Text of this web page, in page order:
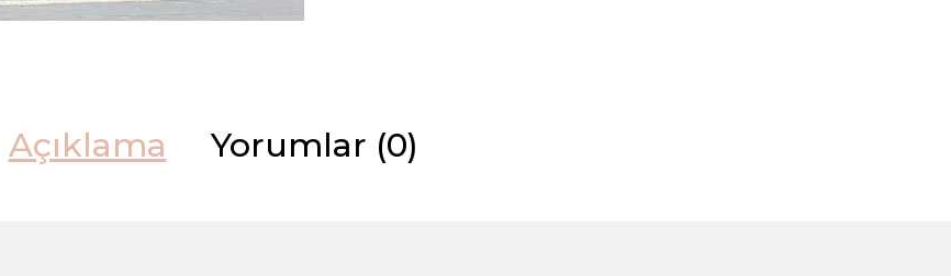
Açıklama Yorumlar (0)